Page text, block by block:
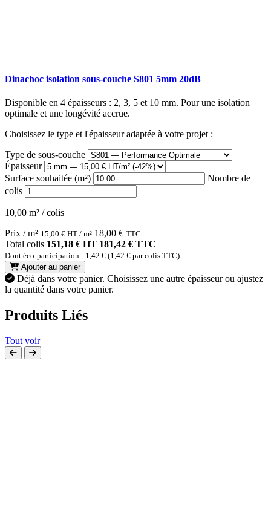
Dinachoc isolation sous-couche S801 5mm 20dB
Disponible en 4 épaisseurs : 2, 3, 5 et 10 mm. Pour une isolation
optimale et une longévité accrue.
Choisissez le type et l'épaisseur adaptée à votre projet :
Type de sous-couche
Épaisseur
Surface souhaitée (m²)
Nombre de
colis
10,00 m² / colis
Prix / m² 15,00 € HT / m² 18,00 € TTC
Total colis 151,18 € HT 181,42 € TTC
Dont éco-participation : 1,42 € (1,42 € par colis TTC)
Ajouter au panier
Déjà dans votre panier. Choisissez une autre épaisseur ou ajustez
la quantité dans votre panier.
Produits Liés
Tout voir